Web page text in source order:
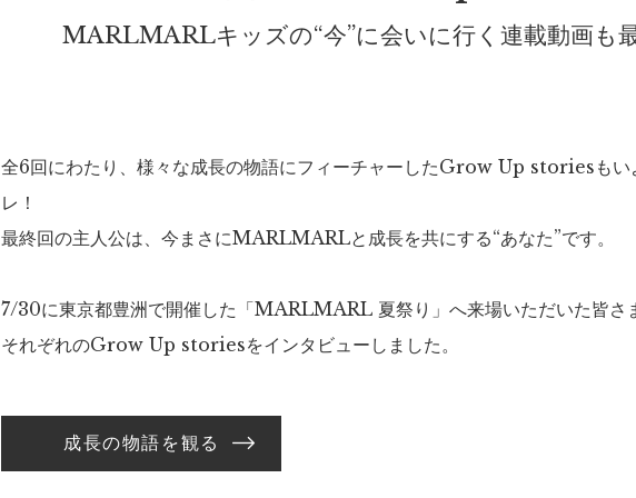
MARLMARLキッズの“今”に会いに行く連載動画も
全6回にわたり、様々な成長の物語にフィーチャーしたGrow Up storiesもい
レ！
最終回の主人公は、今まさにMARLMARLと成長を共にする“あなた”です。
7/30に東京都豊洲で開催した「MARLMARL 夏祭り」へ来場いただいた皆さ
それぞれのGrow Up storiesをインタビューしました。
成長の物語を観る